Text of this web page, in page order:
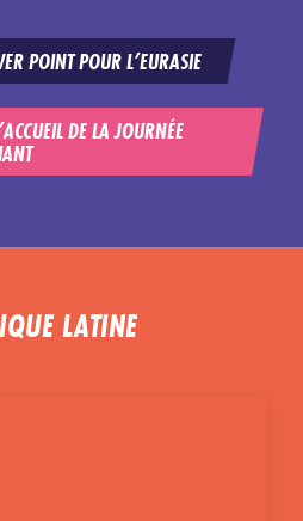
POINT POUR L’EURASIE
DE LA JOURNÉE
LATINE